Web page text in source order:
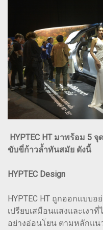
HYPTEC HT มาพร้อม 5
ขับขี่ก้าวล้ำทันสมัย ดังนี้
HYPTEC Design
HYPTEC HT ถูกออกแบบ
เปรียบเสมือนแสงและเงา
อย่างอ่อนโยน ตามหลักแน